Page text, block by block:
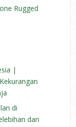
Rugged
|
di
dan